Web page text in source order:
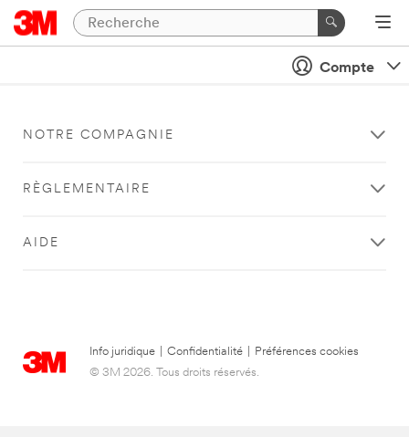
Compte
NOTRE COMPAGNIE
RÈGLEMENTAIRE
AIDE
Info juridique Confidentialité
Préférences cookies
© 3M 2026. Tous droits réservés.